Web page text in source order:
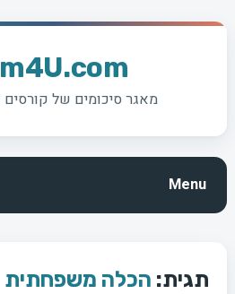
מאגר סיכומים של
Menu
תגית: הכלה משפחתית